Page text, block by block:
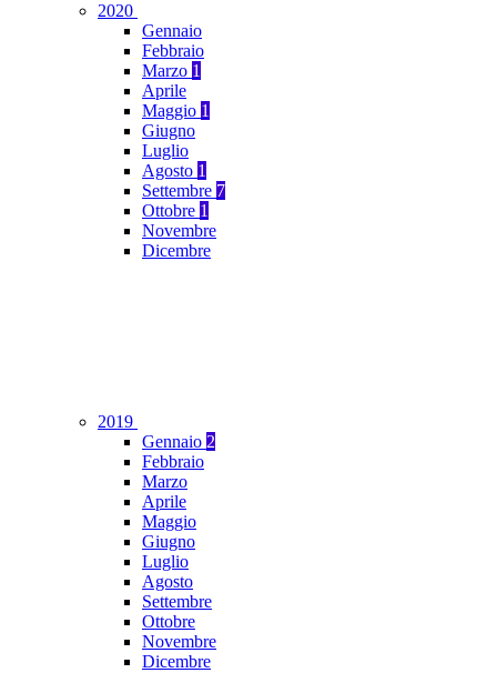
2020
Gennaio
Febbraio
Marzo 1
Aprile
Maggio 1
Giugno
Luglio
Agosto 1
Settembre 7
Ottobre 1
Novembre
Dicembre
2019
Gennaio 2
Febbraio
Marzo
Aprile
Maggio
Giugno
Luglio
Agosto
Settembre
Ottobre
Novembre
Dicembre